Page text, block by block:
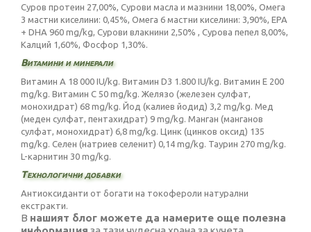
Суров протеин 27,00%, Сурови масла и мазнини 18,00%, Омега
3 мастни киселини: 0,45%, Омега 6 мастни киселини: 3,90%, EPA
+ DHA 960 mg/kg, Сурови влакнини 2,50% , Сурова пепел 8,00%,
Калций 1,60%, Фосфор 1,30%.
Витамини и минерали
Витамин А 18 000 IU/kg. Витамин D3 1.800 IU/kg. Витамин Е 200
mg/kg. Витамин C 50 mg/kg. Желязо (железен сулфат,
монохидрат) 68 mg/kg. Йод (калиев йодид) 3,2 mg/kg. Мед
(меден сулфат, пентахидрат) 9 mg/kg. Манган (манганов
сулфат, монохидрат) 6,8 mg/kg. Цинк (цинков оксид) 135
mg/kg. Селен (натриев селенит) 0,14 mg/kg. Таурин 270 mg/kg.
L-карнитин 30 mg/kg.
Технологични добавки
Антиоксиданти от богати на токофероли натурални
екстракти.
В нашият блог можете да намерите още полезна